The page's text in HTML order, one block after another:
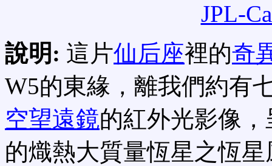
JPL-
說明: 這片仙后座裡的奇
W5的東緣，離我們約有
空望遠鏡的紅外光影像
的熾熱大質量恆星之恆